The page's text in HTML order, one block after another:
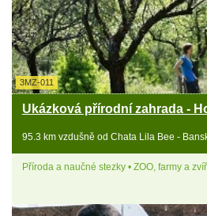
3MZ-011
Ukázková přírodní zahrada -
95.3 km vzdušně od Chata Lila Bee -
Příroda a naučné stezky • ZOO, farmy a